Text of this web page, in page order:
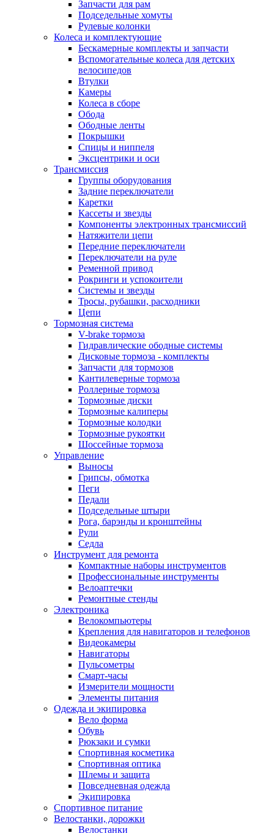
Запчасти для рам
Подседельные хомуты
Рулевые колонки
Колеса и комплектующие
Бескамерные комплекты и запчасти
Вспомогательные колеса для детских
велосипедов
Втулки
Камеры
Колеса в сборе
Обода
Ободные ленты
Покрышки
Спицы и ниппеля
Эксцентрики и оси
Трансмиссия
Группы оборудования
Задние переключатели
Каретки
Кассеты и звезды
Компоненты электронных трансмиссий
Натяжители цепи
Передние переключатели
Переключатели на руле
Ременной привод
Рокринги и успокоители
Системы и звезды
Тросы, рубашки, расходники
Цепи
Тормозная система
V-brake тормоза
Гидравлические ободные системы
Дисковые тормоза - комплекты
Запчасти для тормозов
Кантилеверные тормоза
Роллерные тормоза
Тормозные диски
Тормозные калиперы
Тормозные колодки
Тормозные рукоятки
Шоссейные тормоза
Управление
Выносы
Грипсы, обмотка
Пеги
Педали
Подседельные штыри
Рога, барэнды и кронштейны
Рули
Седла
Инструмент для ремонта
Компактные наборы инструментов
Профессиональные инструменты
Велоаптечки
Ремонтные стенды
Электроника
Велокомпьютеры
Крепления для навигаторов и телефонов
Видеокамеры
Навигаторы
Пульсометры
Смарт-часы
Измерители мощности
Элементы питания
Одежда и экипировка
Вело форма
Обувь
Рюкзаки и сумки
Спортивная косметика
Спортивная оптика
Шлемы и защита
Повседневная одежда
Экипировка
Спортивное питание
Велостанки, дорожки
Велостанки